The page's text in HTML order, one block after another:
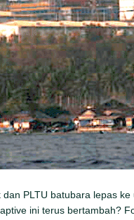
PLTU batubara lepas
ini terus bertambah?